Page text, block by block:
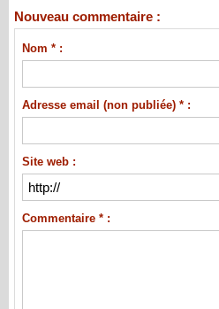
Nouveau commentaire :
Nom * :
Adresse email (non publiée) * :
Site web :
Commentaire * :